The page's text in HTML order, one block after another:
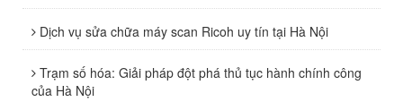
Dịch vụ sửa chữa máy scan Ricoh uy tín tại Hà Nội
Trạm số hóa: Giải pháp đột phá thủ tục hành chính công
của Hà Nội